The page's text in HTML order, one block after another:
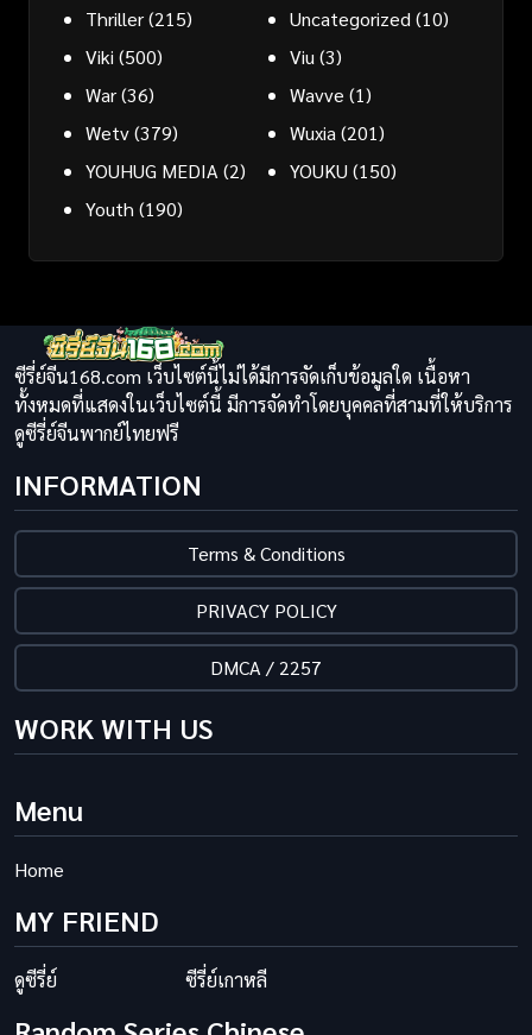
Thriller(215) Uncategorized(10)
Viki (500) Viu(3)
War(36) Wavve (1)
Wetv(379) Wuxia(201)
YOUHUG MEDIA(2) YOUKU (150)
Youth (190)
ซีรี่ย์จีน168.com เว็บไซต์นี้ไม่ได้มีการจัดเก็บข้อมูลใด เนื้อหา
ทั้งหมดที่แสดงในเว็บไซต์นี้ มีการจัดทำโดยบุคคลที่สามที่ให้บริการ
ดูซีรี่ย์จีนพากย์ไทยฟรี
INFORMATION
Terms & Conditions
PRIVACY POLICY
DMCA / 2257
WORK WITH US
Menu
Home
MY FRIEND
ดูซีรี่ย์ ซีรี่ย์เกาหลี